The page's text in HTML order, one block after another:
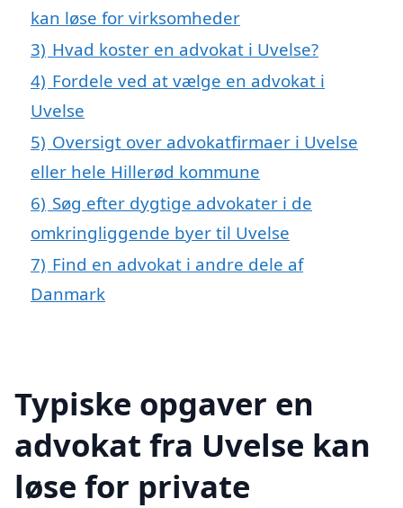
kan løse for virksomheder
3) Hvad koster en advokat i Uvelse?
4) Fordele ved at vælge en advokat i
Uvelse
5) Oversigt over advokatfirmaer i Uvelse
eller hele Hillerød kommune
6) Søg efter dygtige advokater i de
omkringliggende byer til Uvelse
7) Find en advokat i andre dele af
Danmark
Typiske opgaver en
advokat fra Uvelse kan
løse for private